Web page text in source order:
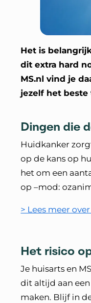
Het is
dit extra hard
MS.nl vind je
jezelf het beste
Dingen die
Huidkanker
op de kans op
het om een
op –mod:
> Lees meer
Het risico
Je huisarts en
dit altijd aan
maken. Blijf in